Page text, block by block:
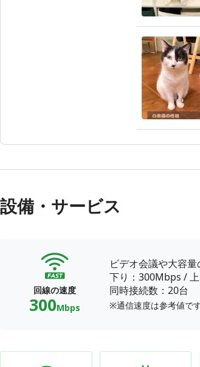
設備・サービス
回線の速度
300Mbps
ビデオ会議や大容
下り：300Mbps /
同時接続数：20台
※通信速度は参考値で